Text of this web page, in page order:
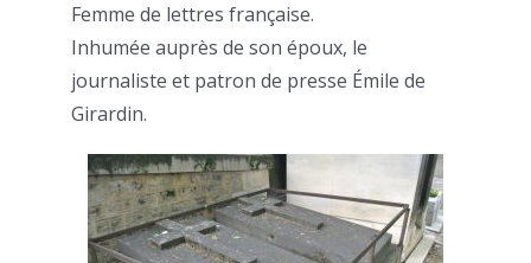
Femme de lettres française.
Inhumée auprès de son époux, le
journaliste et patron de presse Émile de
Girardin.